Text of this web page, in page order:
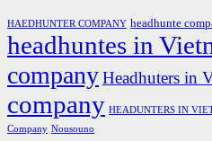
HAEDHUNTER COMPANY headhunte
headhuntes in
companyHeadhuters in
company HEADUNTERS IN
Company Nousouno